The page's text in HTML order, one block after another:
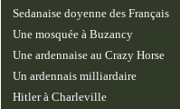
Sedanaise doyenne des Français
Une mosquée à Buzancy
Une ardennaise au Crazy Horse
Un ardennais milliardaire
Hitler à Charleville